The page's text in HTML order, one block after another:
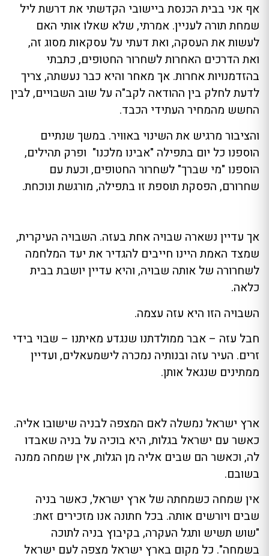
אף אני בבית הכנסת ביישובי הקדשתי את דרשת ליל
שמחת תורה לעניין. אמרתי, שלא שאלו אותי האם
לעשות את העסקה, ואת דעתי על עסקאות מסוג זה,
ואת הדרכים האחרות לשחרור החטופים, כתבתי
בהזדמנויות אחרות. אך מאחר והיא כבר נעשתה, צריך
לדעת לחלק בין ההודאה לקב"ה על שוב השבויים, לבין
החשש מהמחיר העתידי הכבד.
והציבור מרגיש את השינוי באוויר. במשך שנתיים
הוספנו כל יום בתפילה "אבינו מלכנו" ופרק תהילים,
הוספנו "מי שברך" לשחרור החטופים, וכעת עם
שחרורם, הפסקת תוספת זו בתפילה, מורגשת ונוכחת.
אך עדיין נשארה שבויה אחת בעזה. השבויה העיקרית,
שמצד האמת היינו חייבים להגדיר את יעד המלחמה
לשחרורה של אותה שבויה, והיא עדיין יושבת בבית
כלאה.
השבויה הזו היא עזה עצמה.
חבל עזה – אבר ממולדתנו שנגדע מאיתנו – שבוי בידי
זרים. העיר עזה ובנותיה נמכרה לישמעאלים, ועדיין
ממתינים שנגאל אותן.
ארץ ישראל נמשלה לאם המצפה לבניה שישובו אליה.
כאשר עם ישראל בגלות, היא בוכיה על בניה שאבדו
לה, וכאשר הם שבים אליה מן הגלות, אין שמחה ממנה
בשובם.
אין שמחה כשמחתה של ארץ ישראל, כאשר בניה
שבים ויורשים אותה. בכל חתונה אנו מזכירים זאת:
"שוש תשיש ותגל העקרה, בקיבוץ בניה לתוכה
בשמחה". כל מקום בארץ ישראל מצפה לעם ישראל